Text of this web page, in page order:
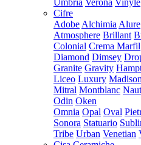
Umbria Verona Vinyle
Cifre
Adobe Alchimia Alure
Atmosphere Brillant
Colonial Crema Marfil
Diamond Dimsey
Granite Gravity
Liceo Luxury Madison
Mitral Montblanc
Odin Oken
Omnia Opal Oval
Sonora Statuario
Tribe Urban Venetian